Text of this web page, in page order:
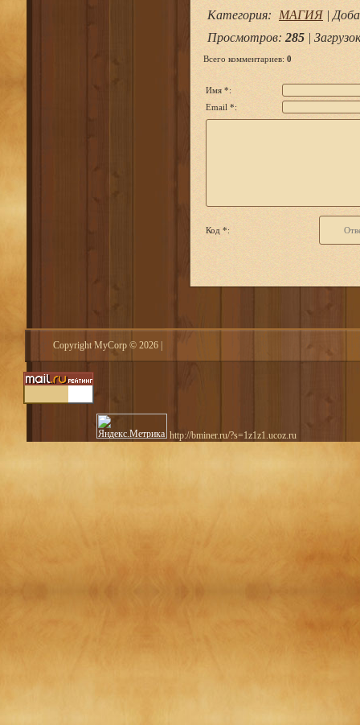
Категория: МАГИЯ|
Просмотров: 285 | Загрузок
Всего комментариев: 0
Имя *:
Email *:
Код *:
Copyright MyCorp © 2026
http://bminer.ru/?s=1z1z1.ucoz.ru